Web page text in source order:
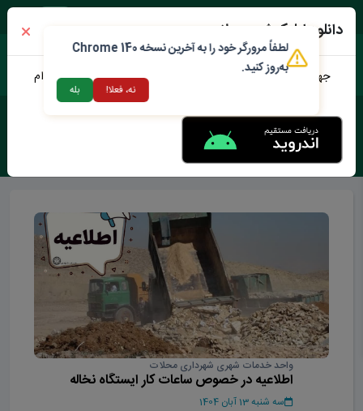
برچسب :
واحد خدمات شهری شهرداری محلات
اطلاعیه در خصوص ساعات کار ایستگاه نخاله
سه شنبه 13 آبان 1404
دانلود اپلیکیشن محلات من
جهت دانلود نرم افزار محلات من می توانید از طریق لینک زیر اقدام
لطفاً مرورگر خود را به آخرین نسخه Chrome 140
به‌روز کنید.
نه، فعلا! بله